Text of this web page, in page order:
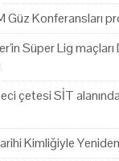
Güz Konferansları
Süper Lig maçları
çetesi SİT
Kimliğiyle